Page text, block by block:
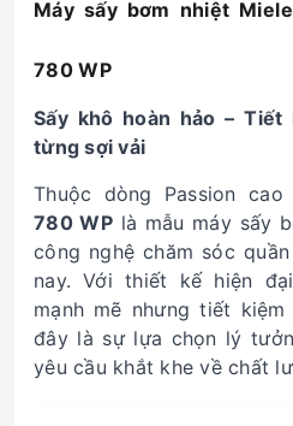
Máy sấy bơm nhiệt
780 WP
Sấy khô hoàn hảo –
từng sợi vải
Thuộc dòng Passion
780 WPlà mẫu máy sấy
công nghệ chăm sóc
nay. Với thiết kế hiện
mạnh mẽ nhưng tiết
đây là sự lựa chọn lý
yêu cầu khắt khe về chất